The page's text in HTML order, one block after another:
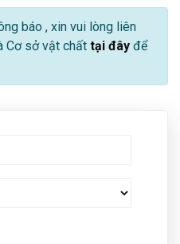
báo , xin vui lòng liên
Cơ sở vật chất tại đây để